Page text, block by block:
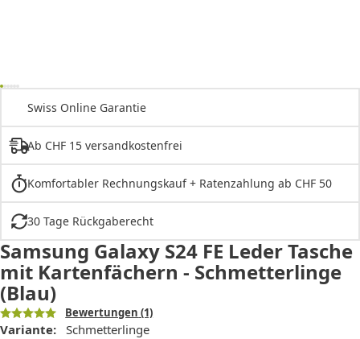
Swiss Online Garantie
Ab CHF 15 versandkostenfrei
Komfortabler Rechnungskauf + Ratenzahlung ab CHF 50
30 Tage Rückgaberecht
Samsung Galaxy S24 FE Leder Tasche
mit Kartenfächern - Schmetterlinge
(Blau)
Bewertungen (1)
Variante: Schmetterlinge